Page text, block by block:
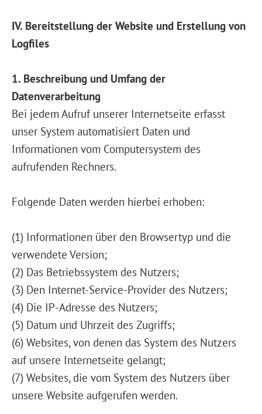
IV. Bereitstellung der Website und Erstellung von
Logfiles
1. Beschreibung und Umfang der
Datenverarbeitung
Bei jedem Aufruf unserer Internetseite erfasst
unser System automatisiert Daten und
Informationen vom Computersystem des
aufrufenden Rechners.
Folgende Daten werden hierbei erhoben:
(1) Informationen über den Browsertyp und die
verwendete Version;
(2) Das Betriebssystem des Nutzers;
(3) Den Internet-Service-Provider des Nutzers;
(4) Die IP-Adresse des Nutzers;
(5) Datum und Uhrzeit des Zugriffs;
(6) Websites, von denen das System des Nutzers
auf unsere Internetseite gelangt;
(7) Websites, die vom System des Nutzers über
unsere Website aufgerufen werden.